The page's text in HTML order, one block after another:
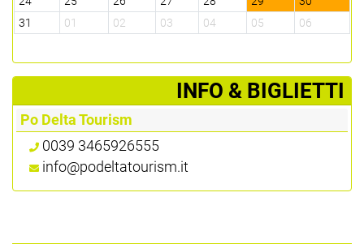
31
01 02 03 04 05 06
­INFO & BIGLIETTI
Po Delta Tourism
0039 3465926555
info@podeltatourism.it